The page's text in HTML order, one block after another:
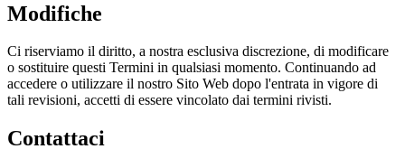
Modifiche
Ci riserviamo il diritto, a nostra esclusiva discrezione, di modificare
o sostituire questi Termini in qualsiasi momento. Continuando ad
accedere o utilizzare il nostro Sito Web dopo l'entrata in vigore di
tali revisioni, accetti di essere vincolato dai termini rivisti.
Contattaci